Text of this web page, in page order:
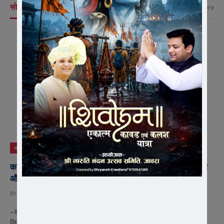
सोशल न्यूज़ View More
सोशल न्यूज़
कश्मीरी थीम में रंगी जेएसजी जावरा संगिनी की पार्टी, पारंपरिक वेशभूषा
और मनोरंजक खेलों ने बांधा समां
BY
– होटल साईराज चौपाटी में आयोजित कार्यक्रम में संगिनी बहनों ने कश्मीरी संस्कृति का
लिया…